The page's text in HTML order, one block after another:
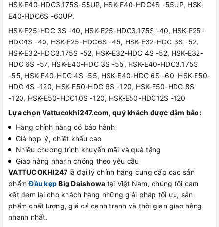
HSK-E40-HDC3.175S-55UP, HSK-E40-HDC4S -55UP, HSK-
E40-HDC6S -60UP.
HSK-E25-HDC 3S -40, HSK-E25-HDC3.175S -40, HSK-E25-
HDC4S -40, HSK-E25-HDC6S -45, HSK-E32-HDC 3S -52,
HSK-E32-HDC3.175S -52, HSK-E32-HDC 4S -52, HSK-E32-
HDC 6S -57, HSK-E40-HDC 3S -55, HSK-E40-HDC3.175S
-55, HSK-E40-HDC 4S -55, HSK-E40-HDC 6S -60, HSK-E50-
HDC 4S -120, HSK-E50-HDC 6S -120, HSK-E50-HDC 8S
-120, HSK-E50-HDC10S -120, HSK-E50-HDC12S -120
Lựa chọn Vattucokhi247.com, quý khách được đảm bảo:
Hàng chính hãng có bảo hành
Giá hợp lý, chiết khấu cao
Nhiều chương trình khuyến mãi và quà tặng
Giao hàng nhanh chóng theo yêu cầu
VATTUCOKHI247 là đại lý chính hãng cung cấp các sản
phẩmĐầu kẹpBig Daishowa tại Việt Nam, chúng tôi cam
kết đem lại cho khách hàng những giải pháp tối ưu, sản
phẩm chất lượng, giá cả cạnh tranh và thời gian giao hàng
nhanh nhất.